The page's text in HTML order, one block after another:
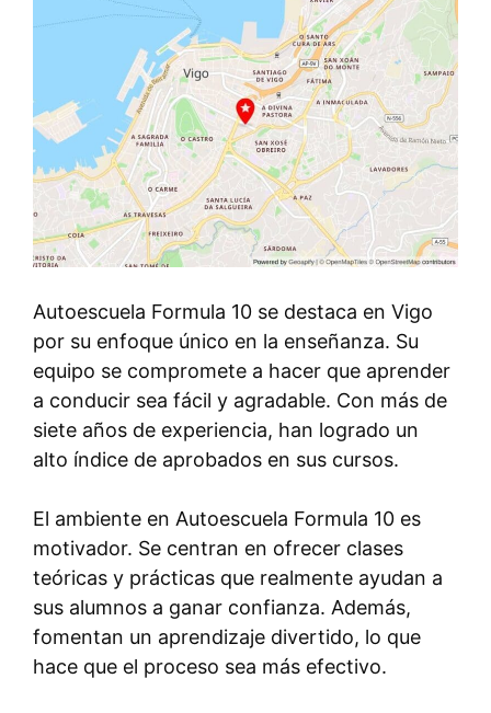
Autoescuela Formula 10 se destaca en Vigo
por su enfoque único en la enseñanza. Su
equipo se compromete a hacer que aprender
a conducir sea fácil y agradable. Con más de
siete años de experiencia, han logrado un
alto índice de aprobados en sus cursos.
El ambiente en Autoescuela Formula 10 es
motivador. Se centran en ofrecer clases
teóricas y prácticas que realmente ayudan a
sus alumnos a ganar confianza. Además,
fomentan un aprendizaje divertido, lo que
hace que el proceso sea más efectivo.